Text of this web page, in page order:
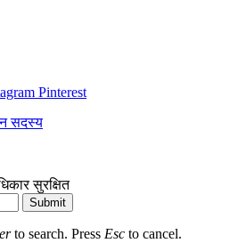
Pinterest
सदस्य
सुरक्षित
Submit
to search. Press Esc to cancel.